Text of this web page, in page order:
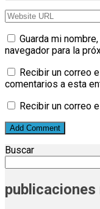
Guarda mi
navegador para la
Recibir un correo
comentarios a esta
Recibir un correo
Buscar